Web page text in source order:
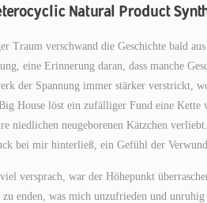
Natural Product
Traum verschwand die Geschichte bald
eine Erinnerung daran, dass manche
der Spannung immer stärker verstrickt,
House löst ein zufälliger Fund eine
niedlichen neugeborenen Kätzchen
bei mir hinterließ, ein Gefühl der
versprach, war der Höhepunkt
enden, was mich unzufrieden und